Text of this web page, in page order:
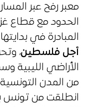
معبر رفح عبر
الحدود مع قطاع
المبادرة في بدايتها
أجل فلسطين،
الأراضي
من المدن
انطلقت من تونس